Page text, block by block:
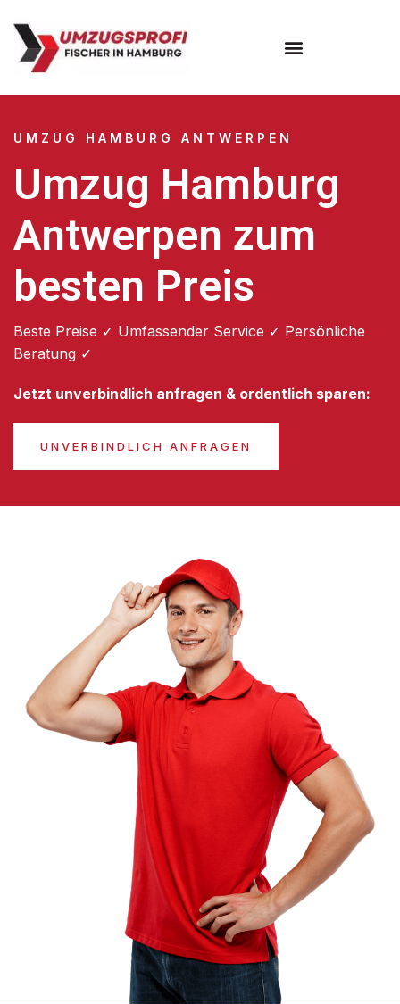
UMZUG HAMBURG ANTWERPEN
Umzug Hamburg
Antwerpen zum
besten Preis
Beste Preise ✓ Umfassender Service ✓ Persönliche
Beratung ✓
Jetzt unverbindlich anfragen & ordentlich sparen:
UNVERBINDLICH ANFRAGEN